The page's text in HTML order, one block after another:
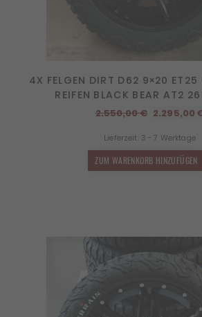
4X FELGEN DIRT D62 9×20
REIFEN BLACK BEAR AT2
2.550,00€
war:
2.550,00 €
2.295,00
Lieferzeit: 3 - 7 Werktage
ZUM WARENKORB HINZUFÜGEN